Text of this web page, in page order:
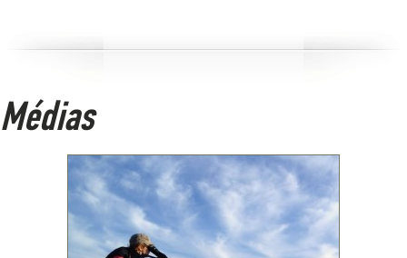
Médias